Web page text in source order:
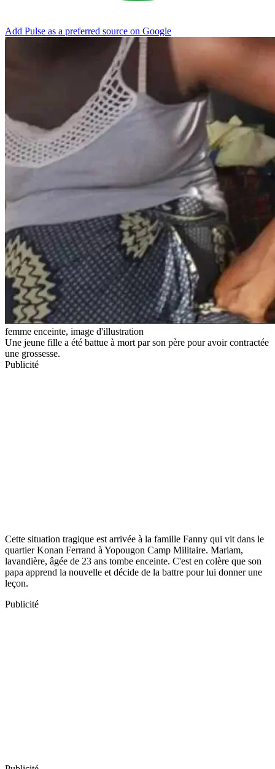
Add Pulse as a preferred source on Google
femme enceinte, image d'illustration
Une jeune fille a été battue à mort par son père pour avoir contractée
une grossesse.
Publicité
Cette situation tragique est arrivée à la famille Fanny qui vit dans le
quartier Konan Ferrand à Yopougon Camp Militaire. Mariam,
lavandière, âgée de 23 ans tombe enceinte. C'est en colère que son
papa apprend la nouvelle et décide de la battre pour lui donner une
leçon.
Publicité